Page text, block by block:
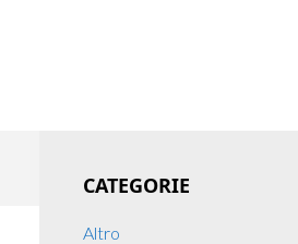
Sidebar
CATEGORIE
Altro